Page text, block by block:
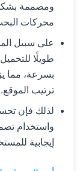
ومصممة
محركات
على سبيل
طويلًا
بسرعة، مما
ترتيب الموقع.
لذلك فإن
واستخدام
إيجابية